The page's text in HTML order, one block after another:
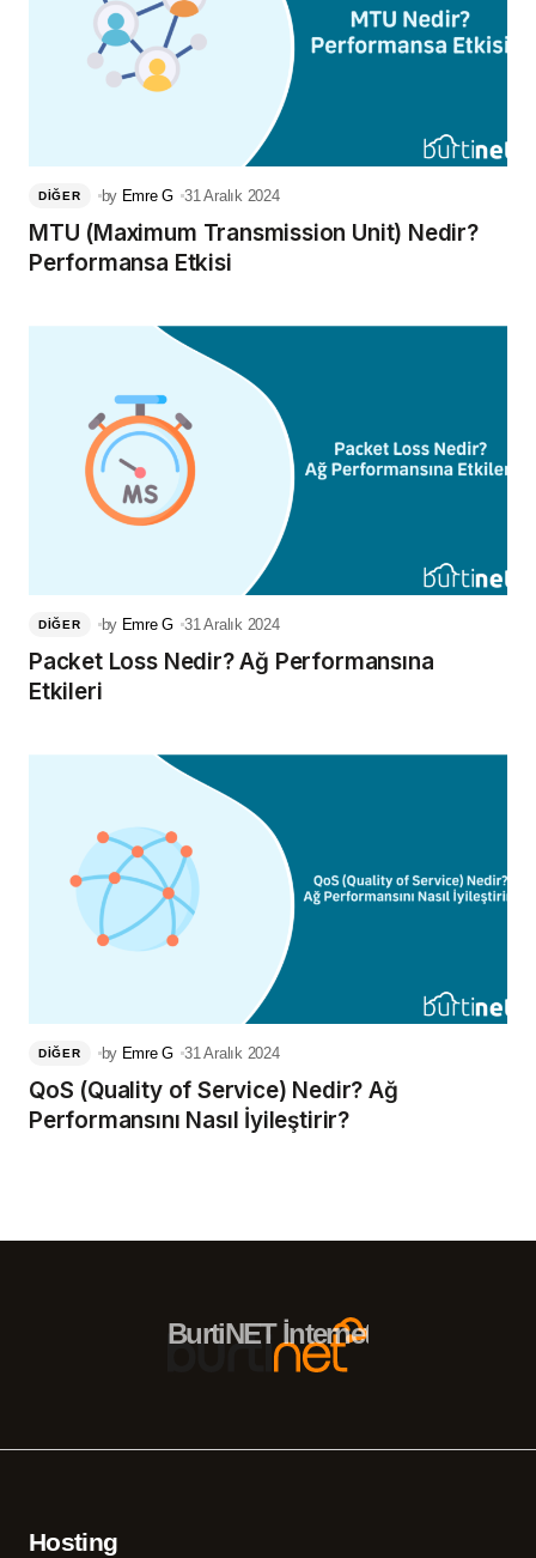
DIĞER by Emre G 31 Aralık 2024
MTU (Maximum Transmission Unit) Nedir?
Performansa Etkisi
DIĞER by Emre G 31 Aralık 2024
Packet Loss Nedir? Ağ Performansına
Etkileri
DIĞER by Emre G 31 Aralık 2024
QoS (Quality of Service) Nedir? Ağ
Performansını Nasıl İyileştirir?
BurtiNET İnternet Hizmetleri –
Hosting